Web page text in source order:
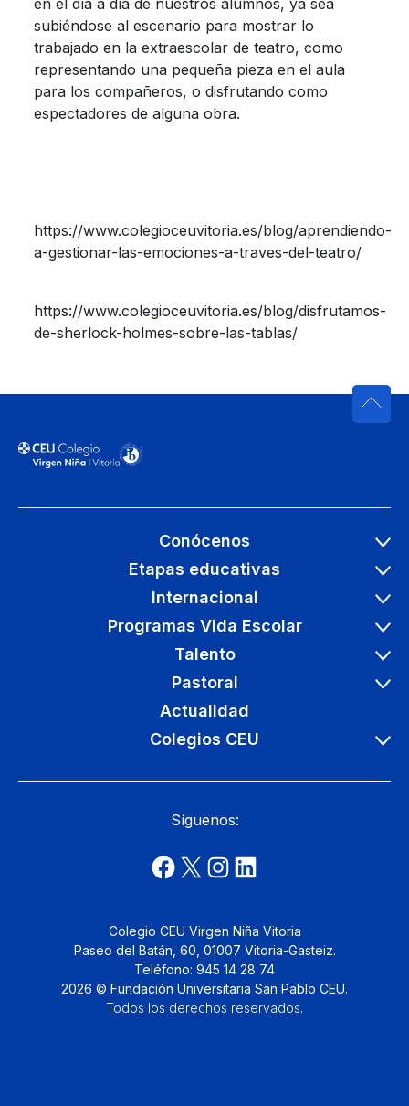
subiéndose al escenario para mostrar lo
trabajado en la extraescolar de teatro, como
representando una pequeña pieza en el aula
para los compañeros, o disfrutando como
espectadores de alguna obra.
https://www.colegioceuvitoria.es/blog/aprendiendo-
a-gestionar-las-emociones-a-traves-del-teatro/
https://www.colegioceuvitoria.es/blog/disfrutamos-
de-sherlock-holmes-sobre-las-tablas/
Conócenos
Etapas educativas
Internacional
Programas Vida Escolar
Talento
Pastoral
Actualidad
Colegios CEU
Síguenos:
Colegio CEU Virgen Niña Vitoria
Paseo del Batán, 60, 01007 Vitoria-Gasteiz.
Teléfono: 945 14 28 74
2026 © Fundación Universitaria San Pablo CEU.
Todos los derechos reservados.